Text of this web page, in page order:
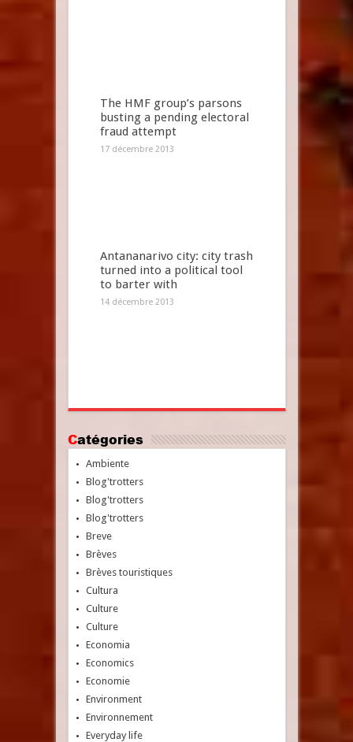
The HMF group’s parsons
busting a pending electoral
fraud attempt
17 décembre 2013
Antananarivo city: city trash
turned into a political tool
to barter with
14 décembre 2013
Catégories
Ambiente
Blog'trotters
Blog'trotters
Blog'trotters
Breve
Brèves
Brèves touristiques
Cultura
Culture
Culture
Economia
Economics
Economie
Environment
Environnement
Everyday life